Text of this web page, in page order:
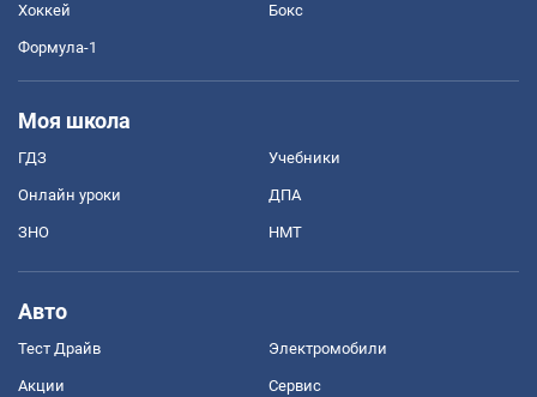
Хоккей Бокс
Формула-1
Моя школа
ГДЗ Учебники
Онлайн уроки ДПА
ЗНО НМТ
Авто
Тест Драйв Электромобили
Акции Сервис